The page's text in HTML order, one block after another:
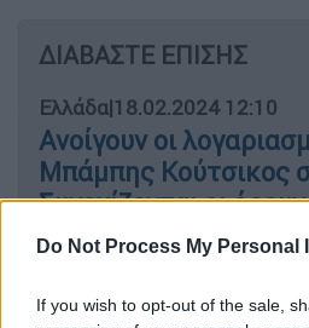
Do Not Process My Personal
If you wish to opt-out of the sale,
ΔΙΑΒΑΣΤΕ ΕΠΙΣΗΣ
Ελλάδα|18.02.2024 12:10
Ανοίγουν οι
Μπάμπης Κούτσικος
Συνεχίζονται οι